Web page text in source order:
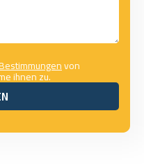
von
ihnen zu.